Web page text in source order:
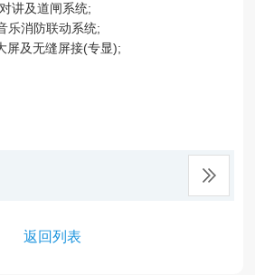
讲及道闸系统;
乐消防联动系统;
屏及无缝屏接(专显);
返回列表